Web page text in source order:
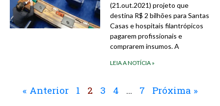
(21.out.2021) projeto que
destina R$ 2 bilhões para Santas
Casas e hospitais filantrópicos
pagarem profissionais e
comprarem insumos. A
LEIA A NOTÍCIA »
« Anterior 1 2 3 4 … 7 Próxima »